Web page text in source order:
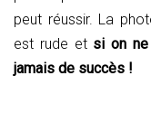
peut réussir. La
est rude et si on ne
jamais de succès !